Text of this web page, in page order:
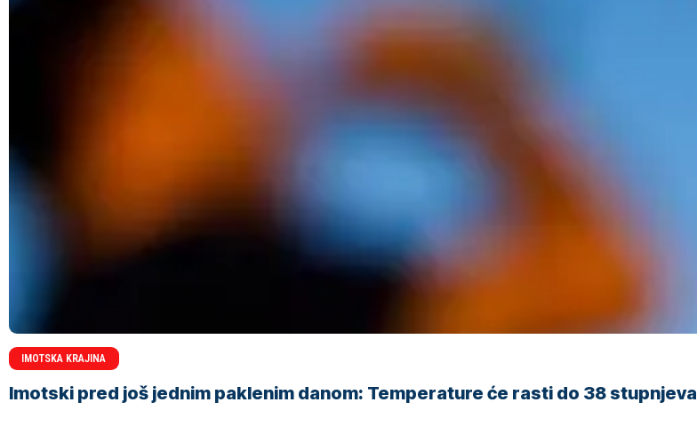
IMOTSKA KRAJINA
Imotski pred još jednim paklenim danom: Temperature će rasti do 38 stupnjeva